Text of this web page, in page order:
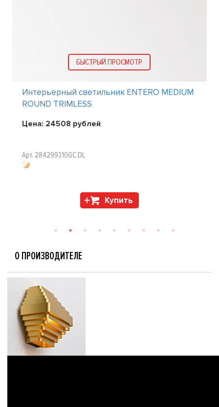
БЫСТРЫЙ ПРОСМОТР
Интерьерный светильник ENTERO MEDIUM
ROUND TRIMLESS
Цена: 24508 рублей
Арт. 284299310GC DL
Купить
О ПРОИЗВОДИТЕЛЕ